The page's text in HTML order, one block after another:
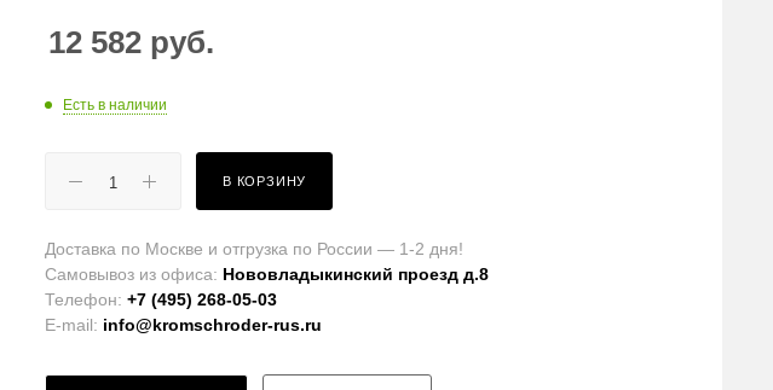
12 582 руб.
Есть в наличии
В КОРЗИНУ
Доставка по Москве и отгрузка по России — 1-2 дня!
Самовывоз из офиса: Нововладыкинский проезд д.8
Телефон:+7 (495) 268-05-03
E-mail: info@kromschroder-rus.ru